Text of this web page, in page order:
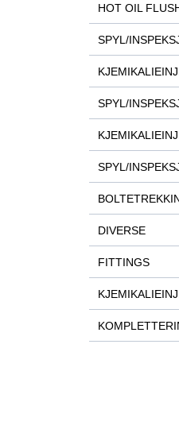
HOT OIL
SPYL/
SPYL/
SPYL/
DIVERSE
FITTINGS